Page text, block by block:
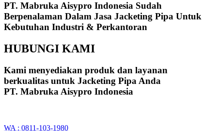
PT. Mabruka Aisypro Indonesia Sudah
Berpenalaman Dalam Jasa Jacketing Pipa Untuk
Kebutuhan Industri & Perkantoran
HUBUNGI KAMI
Kami menyediakan produk dan layanan
berkualitas untuk Jacketing Pipa Anda
PT. Mabruka Aisypro Indonesia
WA : 0811-103-1980